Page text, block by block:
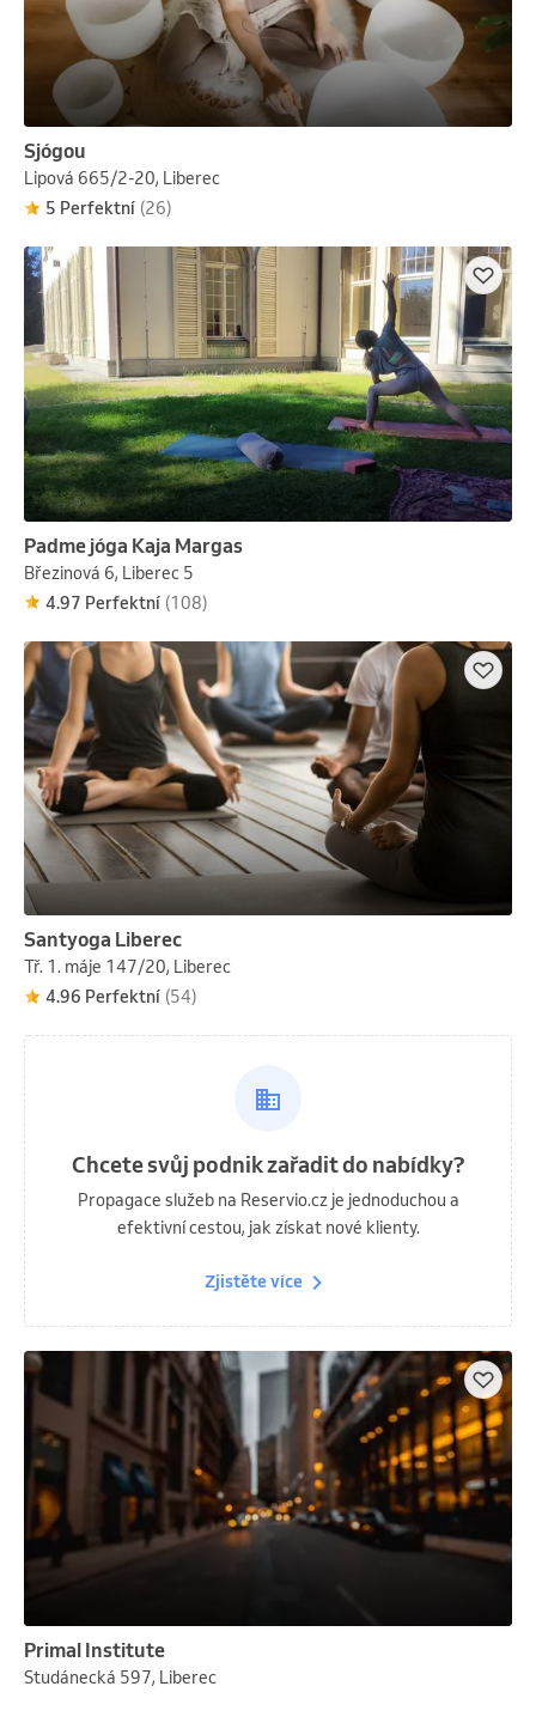
Sjógou
Lipová 665/2-20, Liberec
5 Perfektní (26)
Padme jóga Kaja Margas
Březinová 6, Liberec 5
4.97 Perfektní (108)
Santyoga Liberec
Tř. 1. máje 147/20, Liberec
4.96 Perfektní (54)
Chcete svůj podnik zařadit do nabídky?
Propagace služeb na Reservio.cz je jednoduchou a
efektivní cestou, jak získat nové klienty.
Zjistěte více
Primal Institute
Studánecká 597, Liberec